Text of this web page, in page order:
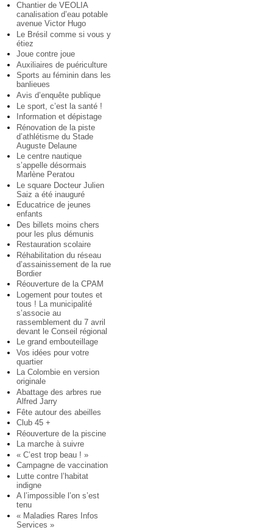
Chantier de VEOLIA
canalisation d’eau potable
avenue Victor Hugo
Le Brésil comme si vous y
étiez
Joue contre joue
Auxiliaires de puériculture
Sports au féminin dans les
banlieues
Avis d’enquête publique
Le sport, c’est la santé !
Information et dépistage
Rénovation de la piste
d’athlétisme du Stade
Auguste Delaune
Le centre nautique
s’appelle désormais
Marlène Peratou
Le square Docteur Julien
Saiz a été inauguré
Educatrice de jeunes
enfants
Des billets moins chers
pour les plus démunis
Restauration scolaire
Réhabilitation du réseau
d’assainissement de la rue
Bordier
Réouverture de la CPAM
Logement pour toutes et
tous ! La municipalité
s’associe au
rassemblement du 7 avril
devant le Conseil régional
Le grand embouteillage
Vos idées pour votre
quartier
La Colombie en version
originale
Abattage des arbres rue
Alfred Jarry
Fête autour des abeilles
Club 45 +
Réouverture de la piscine
La marche à suivre
« C’est trop beau ! »
Campagne de vaccination
Lutte contre l’habitat
indigne
A l’impossible l’on s’est
tenu
« Maladies Rares Infos
Services »